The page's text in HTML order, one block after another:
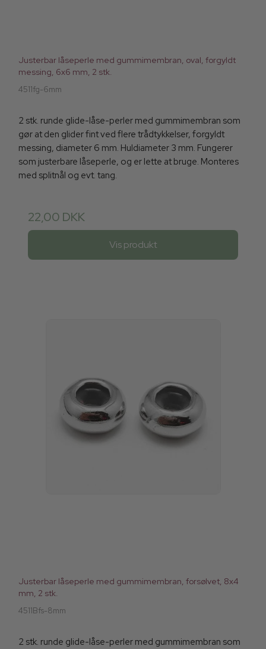
Justerbar låseperle med gummimembran, oval, forgyldt
messing, 6x6 mm, 2 stk.
4511fg-6mm
2 stk. runde glide-låse-perler med gummimembran som
gør at den glider fint ved flere trådtykkelser, forgyldt
messing, diameter 6 mm. Huldiameter 3 mm. Fungerer
som justerbare låseperle, og er lette at bruge. Monteres
med splitnål og evt. tang.
22,00 DKK
Vis produkt
Justerbar låseperle med gummimembran, forsølvet, 8x4
mm, 2 stk.
4511Bfs-8mm
2 stk. runde glide-låse-perler med gummimembran som